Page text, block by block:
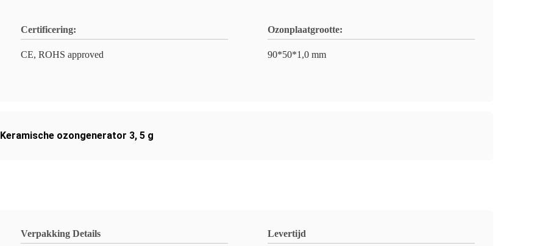
Certificering:
CE, ROHS approved
Ozonplaatgrootte:
90*50*1,0 mm
Keramische ozongenerator 3, 5 g
Verpakking Details Levertijd